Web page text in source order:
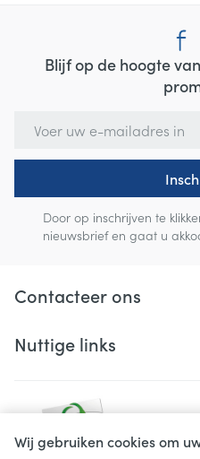
Wij gebruiken cookies om
Blijf op de hoogte
Door op inschrijven te
nieuwsbrief en gaat u
Contacteer ons
Nuttige links